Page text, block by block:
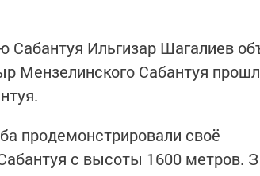
Сабантуя Ильги­зар Шагалиев
Мензелинского Сабантуя
продемонстрирова­ли своё
с вы­соты 1600 метров.